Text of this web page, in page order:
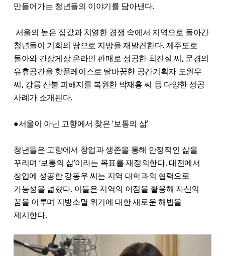
만들어가는 청년들의 이야기를 담아낸다.
서울의 높은 집값과 치열한 경쟁 속에서 지역으로 돌아간
청년들이 기회의 땅으로 지방을 재발견한다. 제주도로
돌아와 간장게장 온라인 판매로 성공한 최진실 씨, 문경의
유휴공간을 핫플레이스로 탈바꿈한 공간기획자 도원우
씨, 강릉 산불 피해지를 복원한 박재홍 씨 등 다양한 성공
사례가 소개된다.
●서울이 아닌 고향에서 찾은 ‘보통의 삶’
청년들은 고향에서 창업과 생존을 통해 안정적인 삶을
꾸리며 ‘보통의 삶’이라는 목표를 재정의한다. 대전에서
창업에 성공한 강동우 씨는 지역 대학과의 협력으로
가능성을 넓혔다. 이들은 지역의 이점을 활용해 자신의
꿈을 이루며 지방소멸 위기에 대한 새로운 해법을
제시한다.